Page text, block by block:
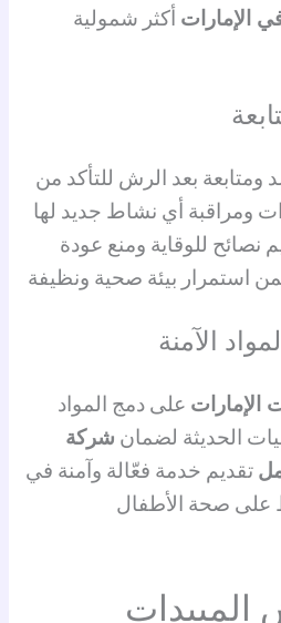
الإمارات أكثر شمولية
بعد الرش للتأكد من
ومراقبة أي نشاط جديد لها
نصائح للوقاية ومنع عودة
استمرار بيئة صحية ونظيفة
الآمنة
على دمج المواد
الحديثة لضمان شركة
تقديم خدمة فعّالة وآمنة في
على صحة الأطفال
المبيدات